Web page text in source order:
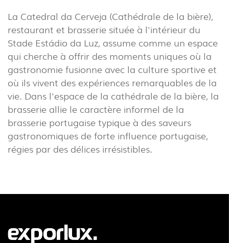
INDUSTRIEL (7)
TÉLÉCHARGEMENTS
PROJECTS
INFORMATION LÉGALE
EXPORLUX
NOUVELLES
CONTACTS
RAPPORTS
La Catedral da Cerveja (Cathédrale de la bière),
restaurant et brasserie située à l'intérieur du
Stade Estádio da Luz, assume comme un espace
qui cherche à offrir des moments uniques où la
gastronomie fusionne avec la culture sportive et
où ils vivent des expériences remarquables de la
vie. Dans l'espace de la cathédrale de la bière, la
brasserie allie le caractère informel de la
brasserie portugaise typique à des saveurs
gastronomiques de forte influence portugaise,
régies par des délices irrésistibles.